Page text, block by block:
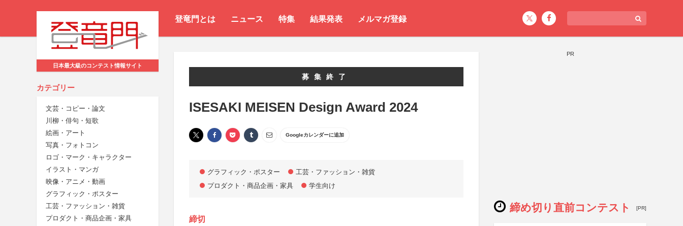
登竜門とは ニュース 特集 結果発表 メルマガ登録
日本最大級のコンテスト情報サイト
カテゴリー
文芸・コピー・論文
川柳・俳句・短歌
絵画・アート
写真・フォトコン
ロゴ・マーク・キャラクター
イラスト・マンガ
映像・アニメ・動画
グラフィック・ポスター
工芸・ファッション・雑貨
プロダクト・商品企画・家具
募集終了
ISESAKI MEISEN Design Award 2024
Googleカレンダーに追加
グラフィック・ポスター
工芸・ファッション・雑貨
プロダクト・商品企画・家具
学生向け
締切
PR
締め切り直前コンテスト [PR]